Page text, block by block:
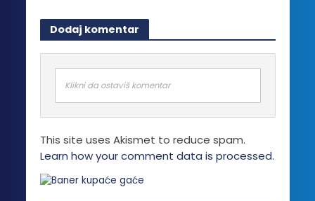
Dodaj komentar
Klikni da ostaviš komentar
This site uses Akismet to reduce spam.
Learn how your comment data is processed.